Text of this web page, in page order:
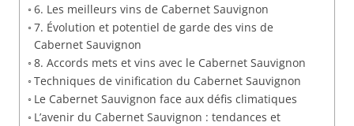
6. Les meilleurs vins de Cabernet Sauvignon
7. Évolution et potentiel de garde des vins de
Cabernet Sauvignon
8. Accords mets et vins avec le Cabernet Sauvignon
Techniques de vinification du Cabernet Sauvignon
Le Cabernet Sauvignon face aux défis climatiques
L’avenir du Cabernet Sauvignon : tendances et